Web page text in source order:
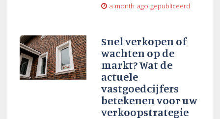
a month ago gepubliceerd
Snel verkopen of
wachten op de
markt? Wat de
actuele
vastgoedcijfers
betekenen voor uw
verkoopstrategie